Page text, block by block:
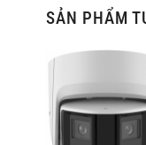
SẢN PHẨM